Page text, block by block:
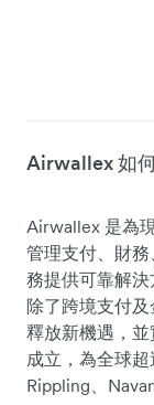
Airwallex 如
Airwallex 是為
管理支付、財
務提供可靠解
除了跨境支付
釋放新機遇，
成立，為全球超
Rippling、